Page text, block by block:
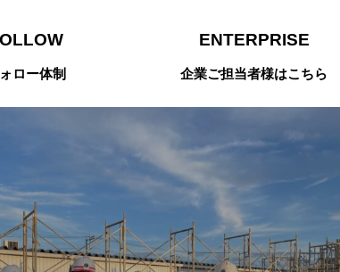
ロー体制
ENTERPRISE
企業ご担当者様はこちら